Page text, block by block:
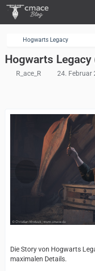
Hogwarts Legacy
Hogwarts Legacy
R_ace_R 24. Februar
Die Story von Hogwarts
maximalen Details.